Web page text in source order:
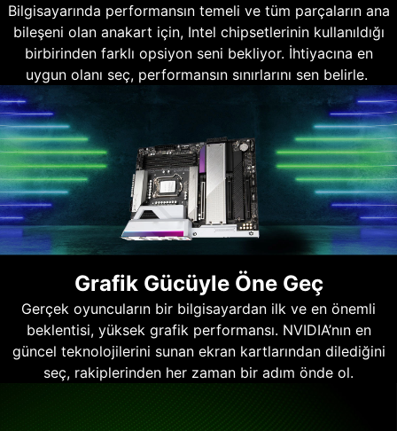
Bilgisayarında performansın temeli ve tüm parçaların ana
bileşeni olan anakart için, Intel chipsetlerinin kullanıldığı
birbirinden farklı opsiyon seni bekliyor. İhtiyacına en
uygun olanı seç, performansın sınırlarını sen belirle.
Grafik Gücüyle Öne Geç
Gerçek oyuncuların bir bilgisayardan ilk ve en önemli
beklentisi, yüksek grafik performansı. NVIDIA’nın en
güncel teknolojilerini sunan ekran kartlarından dilediğini
seç, rakiplerinden her zaman bir adım önde ol.